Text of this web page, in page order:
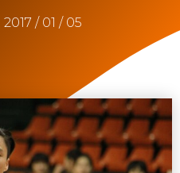
2017 / 01 / 05